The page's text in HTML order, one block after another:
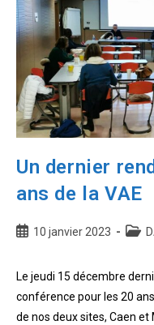
Un dernier
ans de la VAE
Publication
10 janvier 2023
Post
Le jeudi 15 décembre
conférence pour les 20
de nos deux sites, Caen